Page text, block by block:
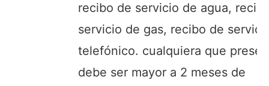
recibo de servicio de agua,
servicio de gas, recibo de
telefónico. cualquiera que
debe ser mayor a 2 meses de